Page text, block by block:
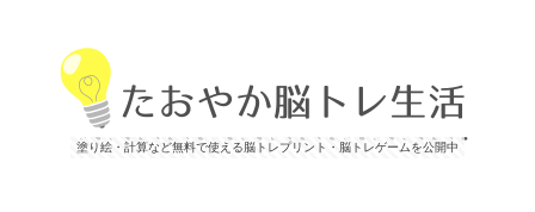
塗り絵・計算など無料で使える脳トレプリント・脳トレゲームを公開中